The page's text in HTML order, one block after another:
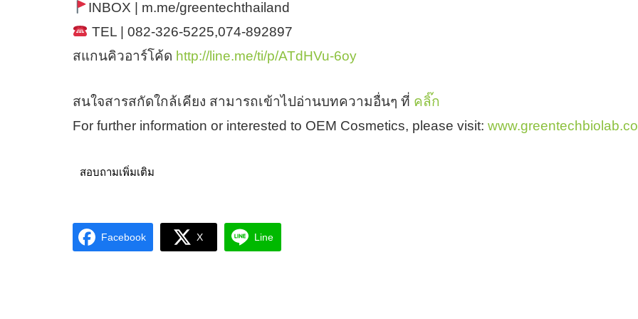
INBOX | m.me/greentechthailand
TEL | 082-326-5225,074-892897
สแกนคิวอาร์โค้ด http://line.me/ti/p/ATdHVu-6oy
สนใจสารสกัดใกล้เคียง สามารถเข้าไปอ่านบทความอื่นๆ ที่ คลิ๊ก
For further information or interested to OEM Cosmetics, please visit:
สอบถามเพิ่มเติม
Facebook X Line